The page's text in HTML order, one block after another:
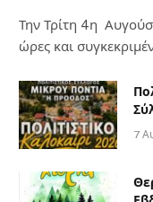
Την Τρίτη 4η
ώρες και
7